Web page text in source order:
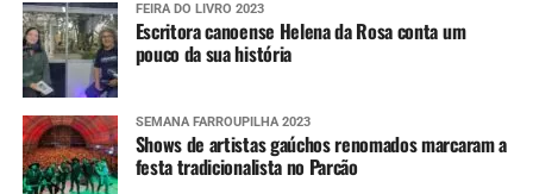
FEIRA DO LIVRO 2023
Escritora canoense Helena da Rosa conta um
pouco da sua história
SEMANA FARROUPILHA 2023
Shows de artistas gaúchos renomados marcaram a
festa tradicionalista no Parcão